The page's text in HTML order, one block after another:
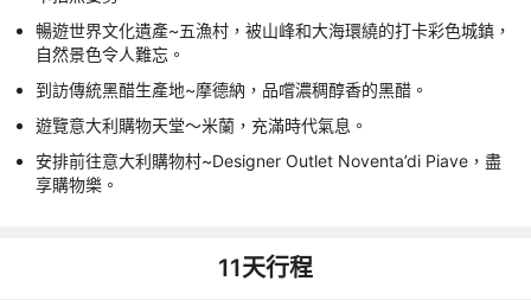
暢遊世界文化遺產~五漁村，被山峰和大海環繞的打卡彩色城鎮，
自然景色令人難忘。
到訪傳統黑醋生產地~摩德納，品嚐濃稠醇香的黑醋。
遊覽意大利購物天堂～米蘭，充滿時代氣息。
安排前往意大利購物村~Designer Outlet Noventa’di Piave，盡
享購物樂。
11天行程